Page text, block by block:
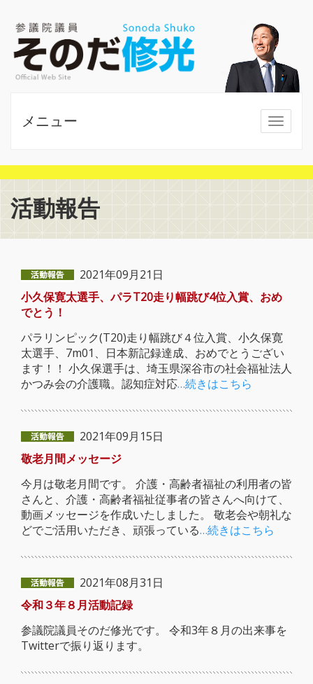
MENU
メニュー
活動報告
2021年09月21日
小久保寛太選手、パラT20走り幅跳び4位入賞、おめ
でとう！
パラリンピック(T20)走り幅跳び４位入賞、小久保寛
太選手、7m01、日本新記録達成、おめでとうござい
ます！！ 小久保選手は、埼玉県深谷市の社会福祉法人
かつみ会の介護職。認知症対応…続きはこちら
2021年09月15日
敬老月間メッセージ
今月は敬老月間です。 介護・高齢者福祉の利用者の皆
さんと、介護・高齢者福祉従事者の皆さんへ向けて、
動画メッセージを作成いたしました。 敬老会や朝礼な
どでご活用いただき、頑張っている…続きはこちら
2021年08月31日
令和３年８月活動記録
参議院議員そのだ修光です。 令和3年８月の出来事を
Twitterで振り返ります。